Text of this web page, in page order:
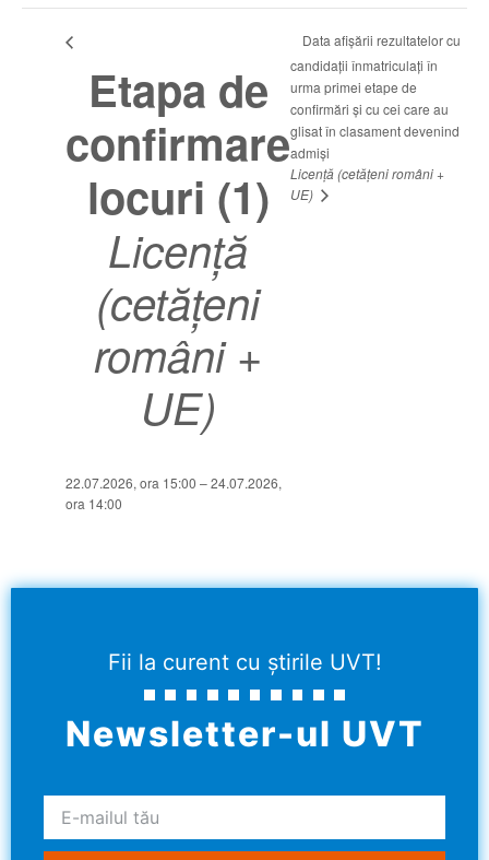
Etapa de
confirmare
locuri (1)
Licență
(cetățeni
români +
UE)
22.07.2026, ora 15:00 – 24.07.2026,
ora 14:00
Data afișării rezultatelor cu
candidații înmatriculați în
urma primei etape de
confirmări și cu cei care au
glisat în clasament devenind
admiși
Licență (cetățeni români +
UE)
Fii la curent cu știrile UVT!
Newsletter-ul UVT